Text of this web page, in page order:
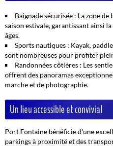
Baignade sécurisée : La zone de
saison estivale, garantissant ainsi
âges.
Sports nautiques : Kayak,
sont nombreuses pour profiter
Randonnées côtières : Les
offrent des panoramas
marche et de photographie.
Un lieu accessible et convivial
Port Fontaine bénéficie d'une
parkings à proximité et des